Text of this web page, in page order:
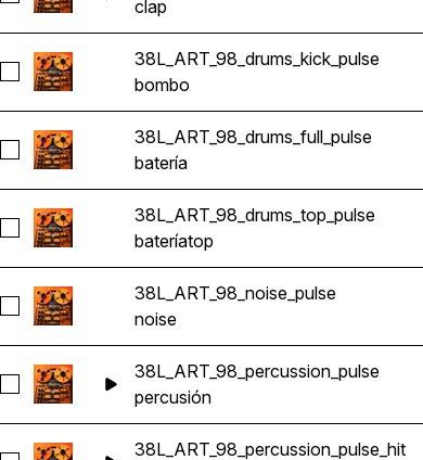
clap
Seleccionar 38L_ART_98_drums_kick_pulse
38L_ART_98_drums_kick_pulse
bombo
Seleccionar 38L_ART_98_drums_full_pulse
38L_ART_98_drums_full_pulse
batería
Seleccionar 38L_ART_98_drums_top_pulse
38L_ART_98_drums_top_pulse
bateríatop
Seleccionar 38L_ART_98_noise_pulse
38L_ART_98_noise_pulse
noise
Seleccionar 38L_ART_98_percussion_pulse
38L_ART_98_percussion_pulse
percusión
38L_ART_98_percussion_pulse_hit